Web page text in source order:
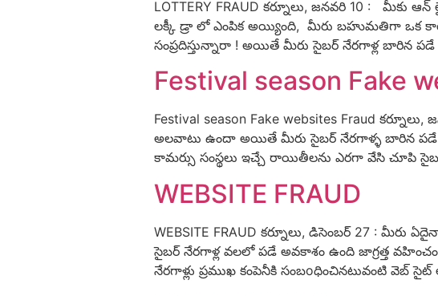
LOTTERY FRAUD కర్నూలు, జనవరి 10 :
లక్కీ డ్రా లో ఎంపిక అయ్యింది, మీరు బహుమతిగా ఒక
సంప్రదిస్తున్నారా ! అయితే మీరు సైబర్ నేరగాళ్ల బారిన
Festival season Fake
Festival season Fake websites Fraud
అలవాటు ఉందా అయితే మీరు సైబర్ నేరగాళ్ళ బారిన పడే
కామర్సు సంస్థలు ఇచ్చే రాయితీలను ఎరగా వేసి చూపి సైబర్
WEBSITE FRAUD
WEBSITE FRAUD కర్నూలు, డిసెంబర్ 27 :
సైబర్ నేరగాళ్ల వలలో పడే అవకాశం ఉంది జాగ్రత్త
నేరగాళ్లు ప్రముఖ కంపెనీకి సంబoధించినటువంటి వెబ్